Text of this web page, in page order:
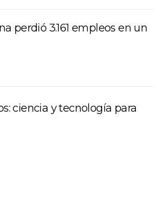
perdió 3.161 empleos en un
ciencia y tecnología para